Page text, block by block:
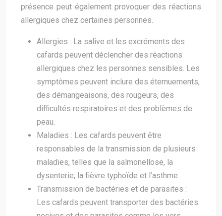
présence peut également provoquer des réactions
allergiques chez certaines personnes.
Allergies : La salive et les excréments des
cafards peuvent déclencher des réactions
allergiques chez les personnes sensibles. Les
symptômes peuvent inclure des éternuements,
des démangeaisons, des rougeurs, des
difficultés respiratoires et des problèmes de
peau.
Maladies : Les cafards peuvent être
responsables de la transmission de plusieurs
maladies, telles que la salmonellose, la
dysenterie, la fièvre typhoïde et l’asthme.
Transmission de bactéries et de parasites :
Les cafards peuvent transporter des bactéries